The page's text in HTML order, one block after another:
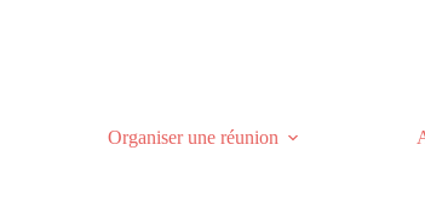
Organiser une réunion